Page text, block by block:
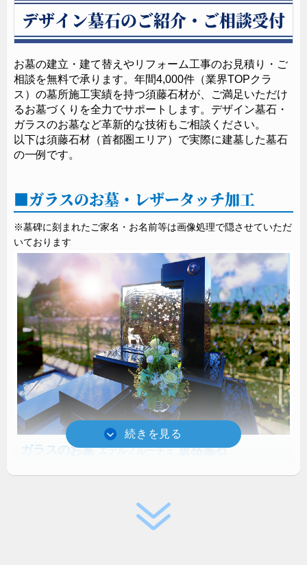
八王子支店には各種霊園資料・石見本の他、ショールームに
は墓石の展示もございます。自由にご見学いただけますので
ご利用ください。
TEL 0120-40-3333
営業時間：8:30～17:00
〒193-0826 東京都 八王子市 元八王子町3-2348（東京霊園東
門前・南多摩霊園正門前）
デザイン墓石のご紹介・ご相談受付
お墓の建立・建て替えやリフォーム工事のお見積り・ご
相談を無料で承ります。年間4,000件（業界TOPクラ
ス）の墓所施工実績を持つ須藤石材が、ご満足いただけ
るお墓づくりを全力でサポートします。デザイン墓石・
ガラスのお墓など革新的な技術もご相談ください。
以下は須藤石材（首都圏エリア）で実際に建墓した墓石
の一例です。
ガラスのお墓・レザータッチ加工
※墓碑に刻まれたご家名・お名前等は画像処理で隠させていただ
いております
ガラスのお墓エテルノルーチェ規格墓石
須藤石材が開発したガラスのお墓は、10cmの光学ガ
透明度が高いため真夏の炎天下でも熱くありません。